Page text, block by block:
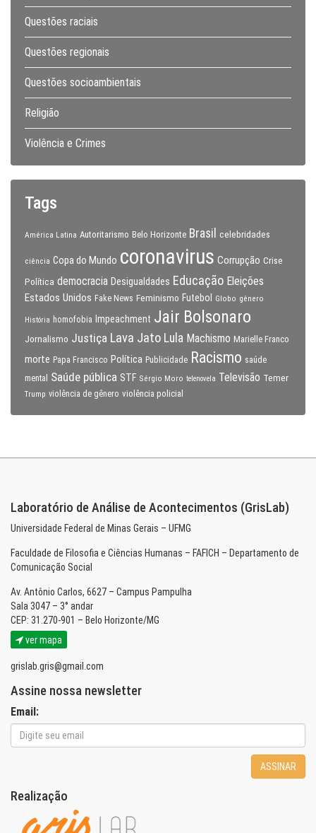
Questões raciais
Questões regionais
Questões socioambientais
Religião
Violência e Crimes
Tags
América Latina Autoritarismo Belo Horizonte Brasil celebridades
ciência Copa do Mundo coronavirus Corrupção Crise
Política democracia Desigualdades Educação Eleições
Estados Unidos Fake News Feminismo Futebol Globo gênero
História homofobia Impeachment Jair Bolsonaro
Jornalismo Justiça Lava Jato Lula Machismo Marielle Franco
morte Papa Francisco Política Publicidade Racismo saúde
mental
Saúde pública STF Sérgio Moro telenovela Televisão Temer
Trump violência de gênero violência policial
Laboratório de Análise de Acontecimentos (GrisLab)
Universidade Federal de Minas Gerais – UFMG
Faculdade de Filosofia e Ciências Humanas – FAFICH – Departamento de
Comunicação Social
Av. Antônio Carlos, 6627 – Campus Pampulha
Sala 3047 – 3° andar
CEP: 31.270-901 – Belo Horizonte/MG
ver mapa
grislab.gris@gmail.com
Assine nossa newsletter
Email:
ASSINAR
Realização